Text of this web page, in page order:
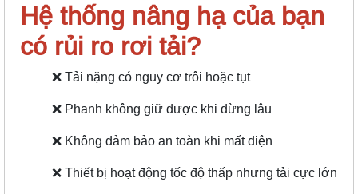
Hệ thống nâng hạ của bạn
có rủi ro rơi tải?
❌ Tải nặng có nguy cơ trôi hoặc tụt
❌ Phanh không giữ được khi dừng lâu
❌ Không đảm bảo an toàn khi mất điện
❌ Thiết bị hoạt động tốc độ thấp nhưng tải cực lớn